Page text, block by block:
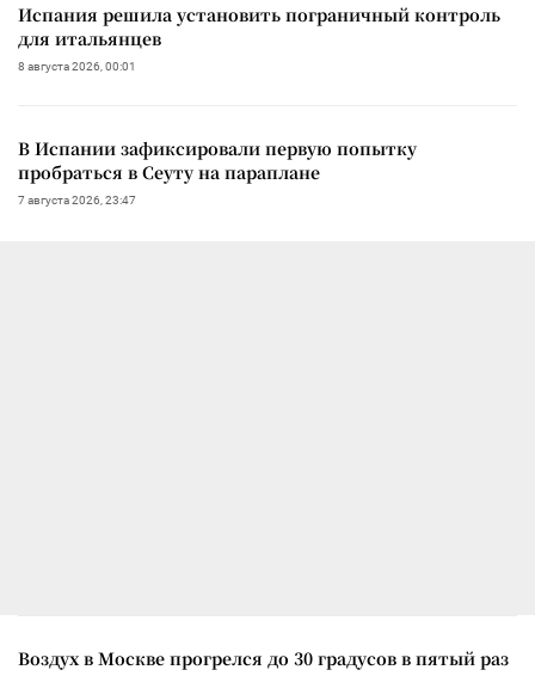
Испания решила установить пограничный контроль
для итальянцев
8 августа 2026, 00:01
В Испании зафиксировали первую попытку
пробраться в Сеуту на параплане
7 августа 2026, 23:47
Воздух в Москве прогрелся до 30 градусов в пятый раз